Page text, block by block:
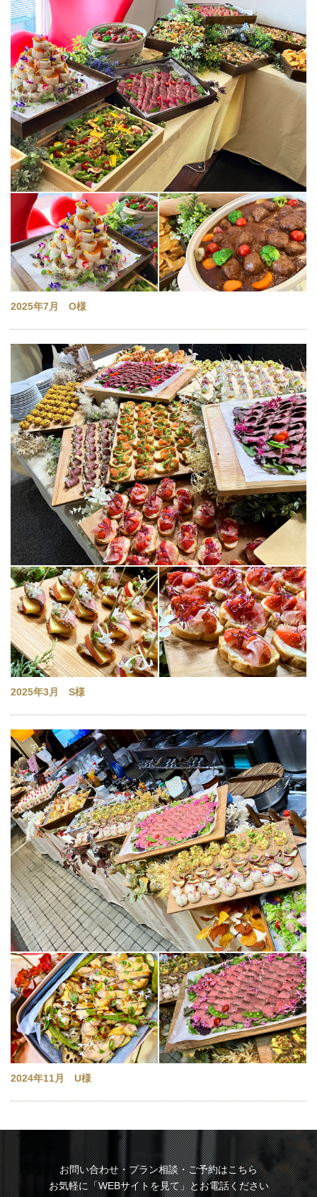
2025年7月 O様
2025年3月 S様
2024年11月 U様
お問い合わせ・プラン相談・ご予約はこちら
お気軽に「WEBサイトを見て」とお電話ください